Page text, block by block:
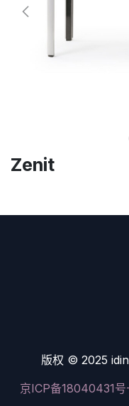
Zenit
版权 © 2025
京ICP备18040431号